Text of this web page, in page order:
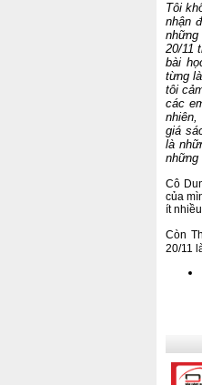
Tôi
nhận
những
20/11
bài
từng
tôi
các
giá
là
những
Cô
của
ít
Còn
20/11